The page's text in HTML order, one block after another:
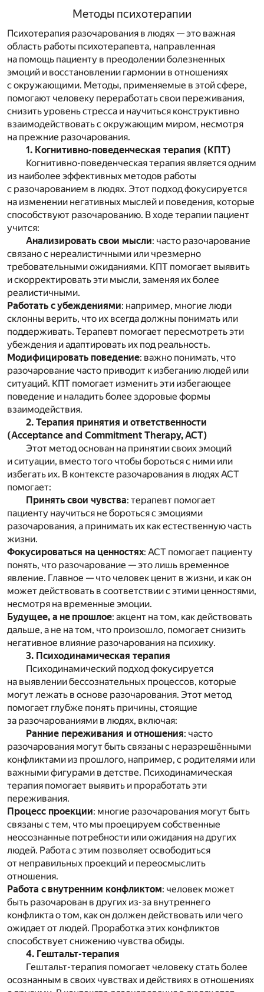
Методы психотерапии
Психотерапия разочарования в людях — это важная
область работы психотерапевта, направленная
на помощь пациенту в преодолении болезненных
эмоций и восстановлении гармонии в отношениях
с окружающими. Методы, применяемые в этой сфере,
помогают человеку переработать свои переживания,
снизить уровень стресса и научиться конструктивно
взаимодействовать с окружающим миром, несмотря
на прежние разочарования.
1. Когнитивно-поведенческая терапия (КПТ)
Когнитивно-поведенческая терапия является одним
из наиболее эффективных методов работы
с разочарованием в людях. Этот подход фокусируется
на изменении негативных мыслей и поведения, которые
способствуют разочарованию. В ходе терапии пациент
учится:
Анализировать свои мысли: часто разочарование
связано с нереалистичными или чрезмерно
требовательными ожиданиями. КПТ помогает выявить
и скорректировать эти мысли, заменяя их более
реалистичными.
Работать с убеждениями: например, многие люди
склонны верить, что их всегда должны понимать или
поддерживать. Терапевт помогает пересмотреть эти
убеждения и адаптировать их под реальность.
Модифицировать поведение: важно понимать, что
разочарование часто приводит к избеганию людей или
ситуаций. КПТ помогает изменить эти избегающее
поведение и наладить более здоровые формы
взаимодействия.
2. Терапия принятия и ответственности
(Acceptance and Commitment Therapy, ACT)
Этот метод основан на принятии своих эмоций
и ситуации, вместо того чтобы бороться с ними или
избегать их. В контексте разочарования в людях ACT
помогает:
Принять свои чувства: терапевт помогает
пациенту научиться не бороться с эмоциями
разочарования, а принимать их как естественную часть
жизни.
Фокусироваться на ценностях: ACT помогает пациенту
понять, что разочарование — это лишь временное
явление. Главное — что человек ценит в жизни, и как он
может действовать в соответствии с этими ценностями,
несмотря на временные эмоции.
Будущее, а не прошлое: акцент на том, как действовать
дальше, а не на том, что произошло, помогает снизить
негативное влияние разочарования на психику.
3. Психодинамическая терапия
Психодинамический подход фокусируется
на выявлении бессознательных процессов, которые
могут лежать в основе разочарования. Этот метод
помогает глубже понять причины, стоящие
за разочарованиями в людях, включая:
Ранние переживания и отношения: часто
разочарования могут быть связаны с неразрешёнными
конфликтами из прошлого, например, с родителями или
важными фигурами в детстве. Психодинамическая
терапия помогает выявить и проработать эти
переживания.
Процесс проекции: многие разочарования могут быть
связаны с тем, что мы проецируем собственные
неосознанные потребности или ожидания на других
людей. Работа с этим позволяет освободиться
от неправильных проекций и переосмыслить
отношения.
Работа с внутренним конфликтом: человек может
быть разочарован в других из-за внутреннего
конфликта о том, как он должен действовать или чего
ожидает от людей. Проработка этих конфликтов
способствует снижению чувства обиды.
4. Гештальт-терапия
Гештальт-терапия помогает человеку стать более
осознанным в своих чувствах и действиях в отношениях